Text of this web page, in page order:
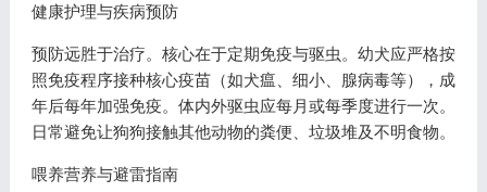
健康护理与疾病预防
预防远胜于治疗。核心在于定期免疫与驱虫。幼犬应严格按
照免疫程序接种核心疫苗（如犬瘟、细小、腺病毒等），成
年后每年加强免疫。体内外驱虫应每月或每季度进行一次。
日常避免让狗狗接触其他动物的粪便、垃圾堆及不明食物。
喂养营养与避雷指南